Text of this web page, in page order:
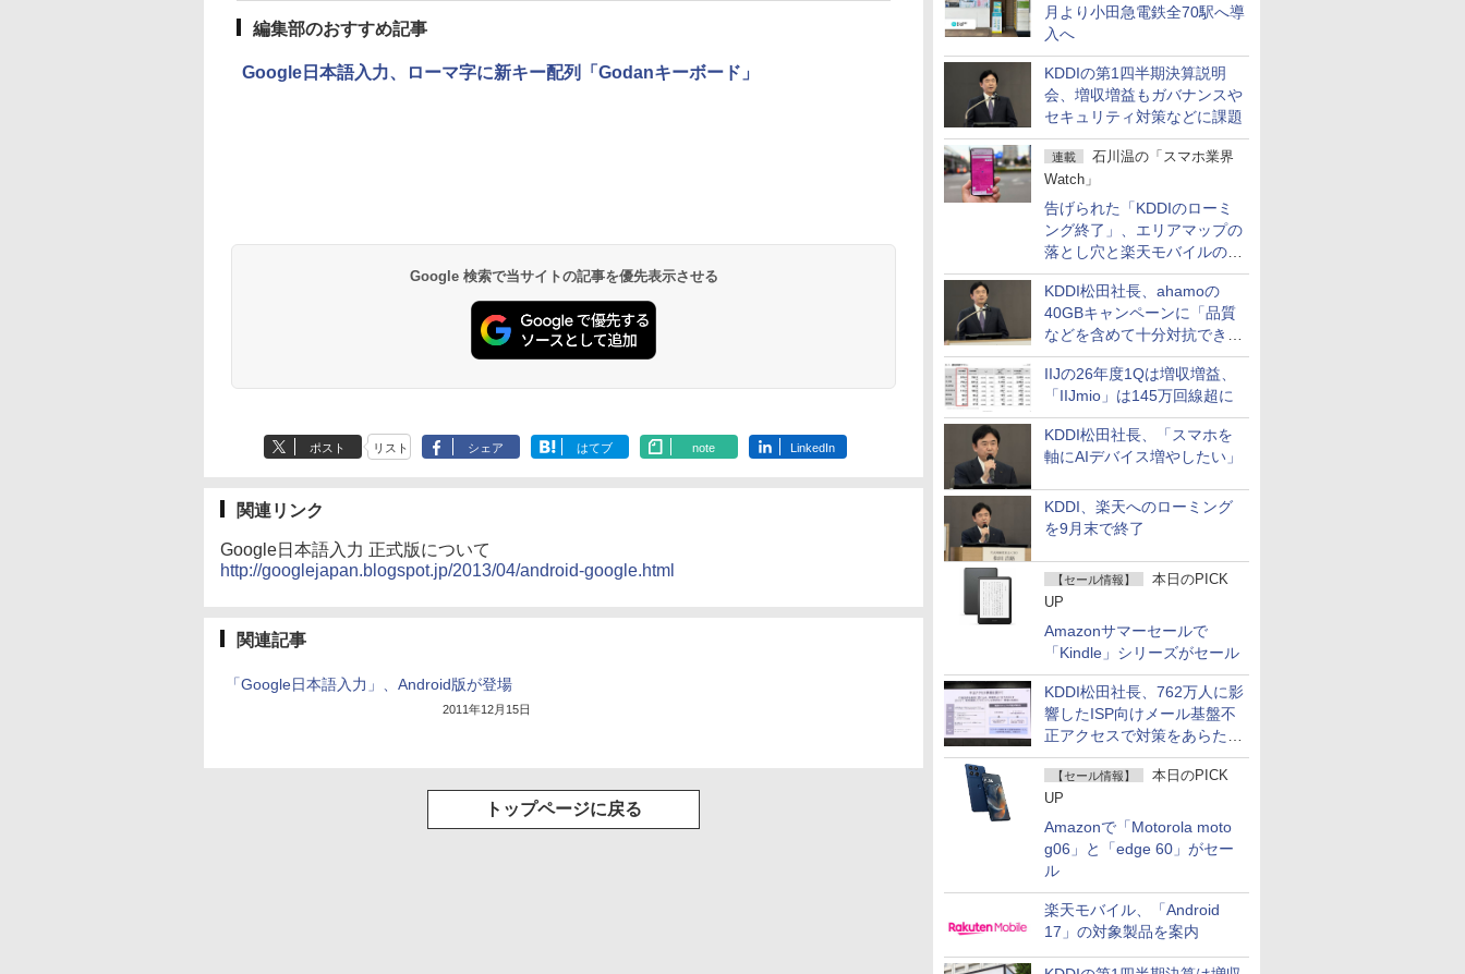
月より小田急電鉄全70駅へ導
入へ
KDDIの第1四半期決算説明
会、増収増益もガバナンスや
セキュリティ対策などに課題
連載
石川温の「スマホ業界
Watch」
告げられた「KDDIのローミ
ング終了」、エリアマップの
落とし穴と楽天モバイルの課
題
KDDI松田社長、ahamoの
40GBキャンペーンに「品質
などを含めて十分対抗でき
る」
IIJの26年度1Qは増収増益、
「IIJmio」は145万回線超に
KDDI松田社長、「スマホを
軸にAIデバイス増やしたい」
KDDI、楽天へのローミング
を9月末で終了
【セール情報】
本日のPICK
UP
Amazonサマーセールで
「Kindle」シリーズがセール
KDDI松田社長、762万人に影
響したISP向けメール基盤不
正アクセスで対策をあらため
て説明
【セール情報】
本日のPICK
UP
Amazonで「Motorola moto
g06」と「edge 60」がセー
ル
楽天モバイル、「Android
17」の対象製品を案内
編集部のおすすめ記事
Google日本語入力、ローマ字に新キー配列「Godanキーボード」
Google 検索で当サイトの記事を優先表示させる
ポスト リスト シェア はてブ note LinkedIn
関連リンク
Google日本語入力 正式版について
http://googlejapan.blogspot.jp/2013/04/android-google.html
関連記事
「Google日本語入力」、Android版が登場
2011年12月15日
トップページに戻る